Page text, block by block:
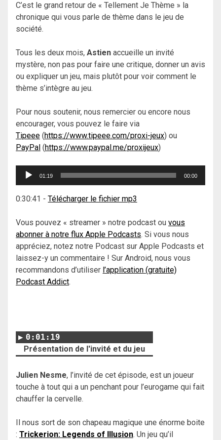
C’est le grand retour de « Tellement Je Thème » la
chronique qui vous parle de thème dans le jeu de
société.
Tous les deux mois, Astien accueille un invité
mystère, non pas pour faire une critique, donner un avis
ou expliquer un jeu, mais plutôt pour voir comment le
thème s’intègre au jeu.
Pour nous soutenir, nous remercier ou encore nous
encourager, vous pouvez le faire via
Tipeee (https://www.tipeee.com/proxi-jeux) ou
PayPal (https://www.paypal.me/proxijeux)
Lecteur
01:19 00:00
0:30:41 - Télécharger le fichier mp3
Vous pouvez « streamer » notre podcast ou vous
abonner à notre flux Apple Podcasts. Si vous nous
appréciez, notez notre Podcast sur Apple Podcasts et
laissez-y un commentaire ! Sur Android, nous vous
recommandons d’utiliser l’application (gratuite)
Podcast Addict.
0:01:19
Présentation de l'invité et du jeu
Julien Nesme, l’invité de cet épisode, est un joueur
touche à tout qui a un penchant pour l’eurogame qui fait
chauffer la cervelle.
Il nous sort de son chapeau magique une énorme boite
: Trickerion: Legends of Illusion. Un jeu qu’il